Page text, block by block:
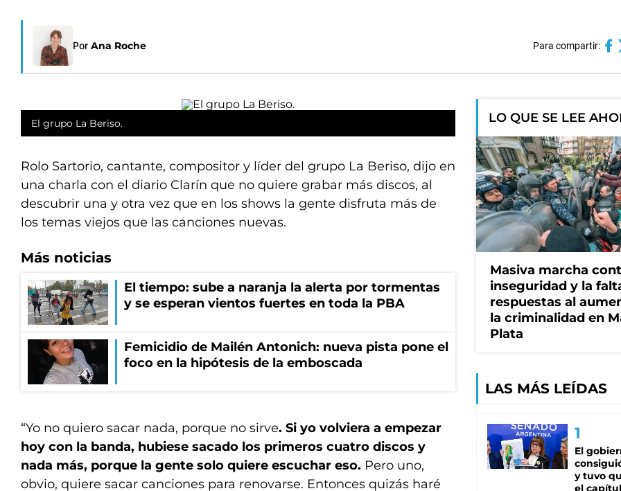
Por Ana Roche Para compartir:
El grupo La Beriso.
Rolo Sartorio, cantante, compositor y líder del grupo La Beriso, dijo en
una charla con el diario Clarín que no quiere grabar más discos, al
descubrir una y otra vez que en los shows la gente disfruta más de
los temas viejos que las canciones nuevas.
Más noticias
El tiempo: sube a naranja la alerta por tormentas
y se esperan vientos fuertes en toda la PBA
Femicidio de Mailén Antonich: nueva pista pone el
foco en la hipótesis de la emboscada
“Yo no quiero sacar nada, porque no sirve. Si yo volviera a empezar
hoy con la banda, hubiese sacado los primeros cuatro discos y
nada más, porque la gente solo quiere escuchar eso. Pero uno,
obvio, quiere sacar canciones para renovarse. Entonces quizás haré
LO QUE SE LEE
Masiva marcha
inseguridad y la
respuestas al
la criminalidad en
Plata
LAS MÁS LEÍDAS
El
y tuvo
el